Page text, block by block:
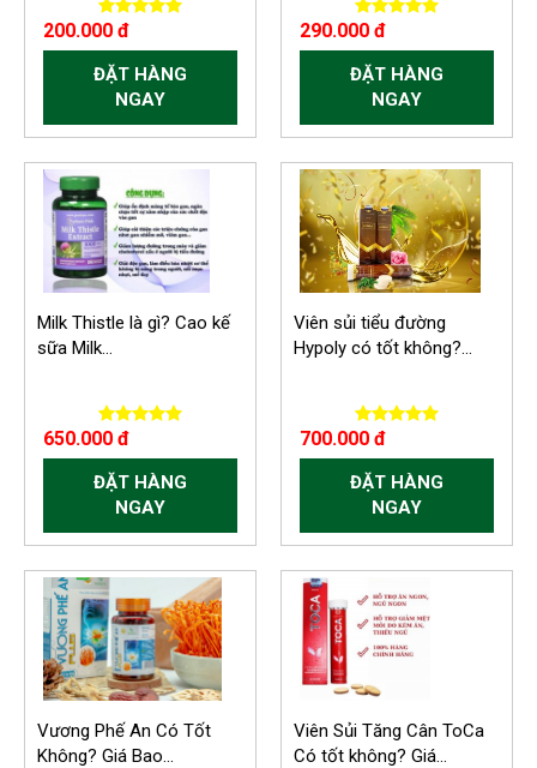
200.000 đ
ĐẶT HÀNG
NGAY
290.000 đ
ĐẶT HÀNG
NGAY
Milk Thistle là gì? Cao kế
sữa Milk...
650.000 đ
ĐẶT HÀNG
NGAY
Viên sủi tiểu đường
Hypoly có tốt không?...
700.000 đ
ĐẶT HÀNG
NGAY
Vương Phế An Có Tốt
Không? Giá Bao...
Viên Sủi Tăng Cân ToCa
Có tốt không? Giá...